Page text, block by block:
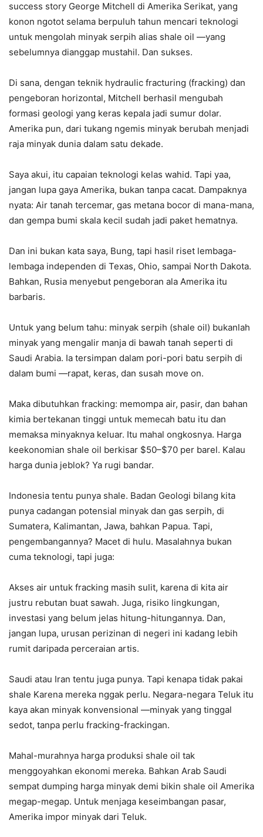
success story George Mitchell di Amerika Serikat, yang
konon ngotot selama berpuluh tahun mencari teknologi
untuk mengolah minyak serpih alias shale oil —yang
sebelumnya dianggap mustahil. Dan sukses.
Di sana, dengan teknik hydraulic fracturing (fracking) dan
pengeboran horizontal, Mitchell berhasil mengubah
formasi geologi yang keras kepala jadi sumur dolar.
Amerika pun, dari tukang ngemis minyak berubah menjadi
raja minyak dunia dalam satu dekade.
Saya akui, itu capaian teknologi kelas wahid. Tapi yaa,
jangan lupa gaya Amerika, bukan tanpa cacat. Dampaknya
nyata: Air tanah tercemar, gas metana bocor di mana-mana,
dan gempa bumi skala kecil sudah jadi paket hematnya.
Dan ini bukan kata saya, Bung, tapi hasil riset lembaga-
lembaga independen di Texas, Ohio, sampai North Dakota.
Bahkan, Rusia menyebut pengeboran ala Amerika itu
barbaris.
Untuk yang belum tahu: minyak serpih (shale oil) bukanlah
minyak yang mengalir manja di bawah tanah seperti di
Saudi Arabia. Ia tersimpan dalam pori-pori batu serpih di
dalam bumi —rapat, keras, dan susah move on.
Maka dibutuhkan fracking: memompa air, pasir, dan bahan
kimia bertekanan tinggi untuk memecah batu itu dan
memaksa minyaknya keluar. Itu mahal ongkosnya. Harga
keekonomian shale oil berkisar $50–$70 per barel. Kalau
harga dunia jeblok? Ya rugi bandar.
Indonesia tentu punya shale. Badan Geologi bilang kita
punya cadangan potensial minyak dan gas serpih, di
Sumatera, Kalimantan, Jawa, bahkan Papua. Tapi,
pengembangannya? Macet di hulu. Masalahnya bukan
cuma teknologi, tapi juga:
Akses air untuk fracking masih sulit, karena di kita air
justru rebutan buat sawah. Juga, risiko lingkungan,
investasi yang belum jelas hitung-hitungannya. Dan,
jangan lupa, urusan perizinan di negeri ini kadang lebih
rumit daripada perceraian artis.
Saudi atau Iran tentu juga punya. Tapi kenapa tidak pakai
shale Karena mereka nggak perlu. Negara-negara Teluk itu
kaya akan minyak konvensional —minyak yang tinggal
sedot, tanpa perlu fracking-frackingan.
Mahal-murahnya harga produksi shale oil tak
menggoyahkan ekonomi mereka. Bahkan Arab Saudi
sempat dumping harga minyak demi bikin shale oil Amerika
megap-megap. Untuk menjaga keseimbangan pasar,
Amerika impor minyak dari Teluk.